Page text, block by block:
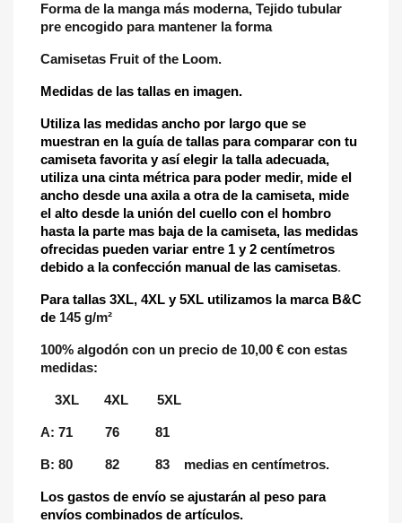
Forma de la manga más moderna, Tejido tubular
pre encogido para mantener la forma
Camisetas Fruit of the Loom.
Medidas de las tallas en imagen.
Utiliza las medidas ancho por largo que se
muestran en la guía de tallas para comparar con tu
camiseta favorita y así elegir la talla adecuada,
utiliza una cinta métrica para poder medir, mide el
ancho desde una axila a otra de la camiseta, mide
el alto desde la unión del cuello con el hombro
hasta la parte mas baja de la camiseta, las medidas
ofrecidas pueden variar entre 1 y 2 centímetros
debido a la confección manual de las camisetas.
Para tallas 3XL, 4XL y 5XL utilizamos la marca B&C
de 145 g/m²
100% algodón con un precio de 10,00 € con estas
medidas:
3XL 4XL 5XL
A: 71 76 81
B: 80 82 83 medias en centímetros.
Los gastos de envío se ajustarán al peso para
envíos combinados de artículos.